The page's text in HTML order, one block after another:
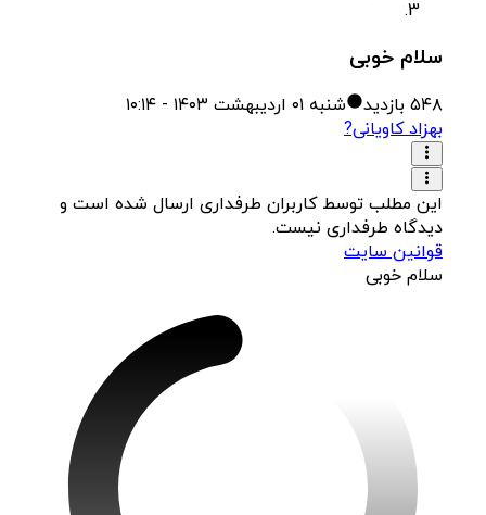
سلام خوبی
۵۴۸ بازدید
شنبه ۰۱ اردیبهشت ۱۴۰۳ - ۱۰:۱۴
بهزاد کاویانی?‌‌
این مطلب توسط کاربران طرفداری ارسال شده است و
دیدگاه طرفداری نیست.
قوانین سایت
سلام خوبی